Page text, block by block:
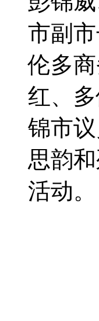
市副
伦多
红、
锦市
思韵
活动。